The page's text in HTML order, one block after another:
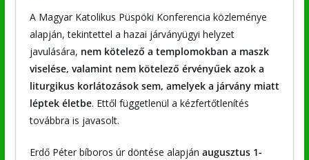
A Magyar Katolikus Püspöki Konferencia közleménye
alapján, tekintettel a hazai járványügyi helyzet
javulására, nem kötelező a templomokban a maszk
viselése, valamint nem kötelező érvényűek azok a
liturgikus korlátozások sem, amelyek a járvány miatt
léptek életbe. Ettől függetlenül a kézfertőtlenítés
továbbra is javasolt.
Erdő Péter bíboros úr döntése alapján augusztus 1-